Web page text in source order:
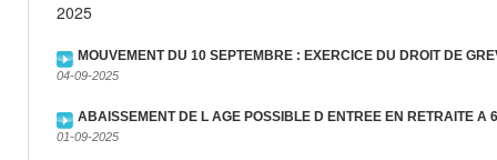
MOUVEMENT DU 10 SEPTEMBRE : EXERCICE DU DROIT DE
04-09-2025
ABAISSEMENT DE L AGE POSSIBLE D ENTREE EN RETRAITE A
01-09-2025